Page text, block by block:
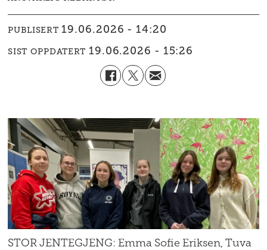
PUBLISERT 19.06.2026 - 14:20
SIST OPPDATERT 19.06.2026 - 15:26
STOR JENTEGJENG: Emma Sofie Eriksen, Tuva